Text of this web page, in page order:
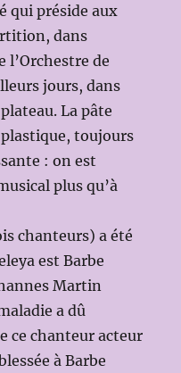
qui préside aux
dans
l’Orchestre de
jours, dans
La pâte
toujours
: on est
plus qu’à
chanteurs) a été
est Barbe
Martin
a dû
ce chanteur acteur
à Barbe